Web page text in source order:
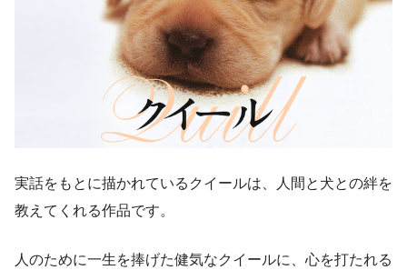
実話をもとに描かれているクイールは、人間と犬との絆を
教えてくれる作品です。
人のために一生を捧げた健気なクイールに、心を打たれる